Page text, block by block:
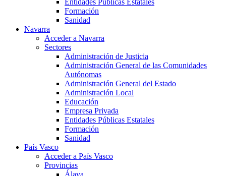
Entidades Públicas Estatales
Formación
Sanidad
Navarra
Acceder a Navarra
Sectores
Administración de Justicia
Administración General de las Comunidades
Autónomas
Administración General del Estado
Administración Local
Educación
Empresa Privada
Entidades Públicas Estatales
Formación
Sanidad
País Vasco
Acceder a País Vasco
Provincias